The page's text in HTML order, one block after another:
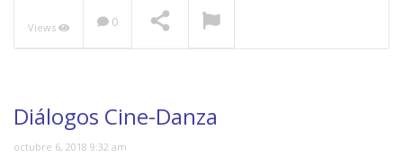
Views 0
Diálogos Cine-Danza
octubre 6, 2018 9:32 am